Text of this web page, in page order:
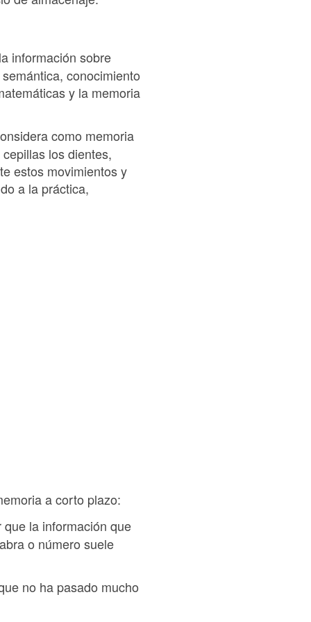
información sobre
conocimiento
y la memoria
como memoria
los dientes,
estos movimientos y
a la práctica,
a corto plazo:
la información que
o número suele
no ha pasado mucho